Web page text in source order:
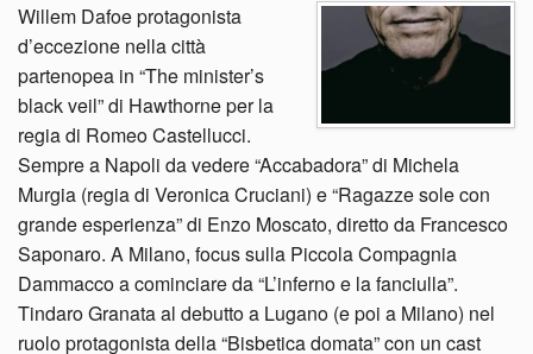
Willem Dafoe protagonista
d’eccezione nella città
partenopea in “The minister’s
black veil” di Hawthorne per la
regia di Romeo Castellucci.
Sempre a Napoli da vedere “Accabadora” di Michela
Murgia (regia di Veronica Cruciani) e “Ragazze sole con
grande esperienza” di Enzo Moscato, diretto da Francesco
Saponaro. A Milano, focus sulla Piccola Compagnia
Dammacco a cominciare da “L’inferno e la fanciulla”.
Tindaro Granata al debutto a Lugano (e poi a Milano) nel
ruolo protagonista della “Bisbetica domata” con un cast